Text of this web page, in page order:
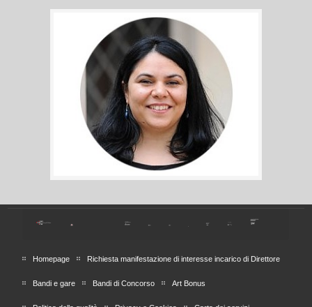
Homepage Richiesta manifestazione di interesse incarico di Direttore
Bandi e gare Bandi di Concorso Art Bonus